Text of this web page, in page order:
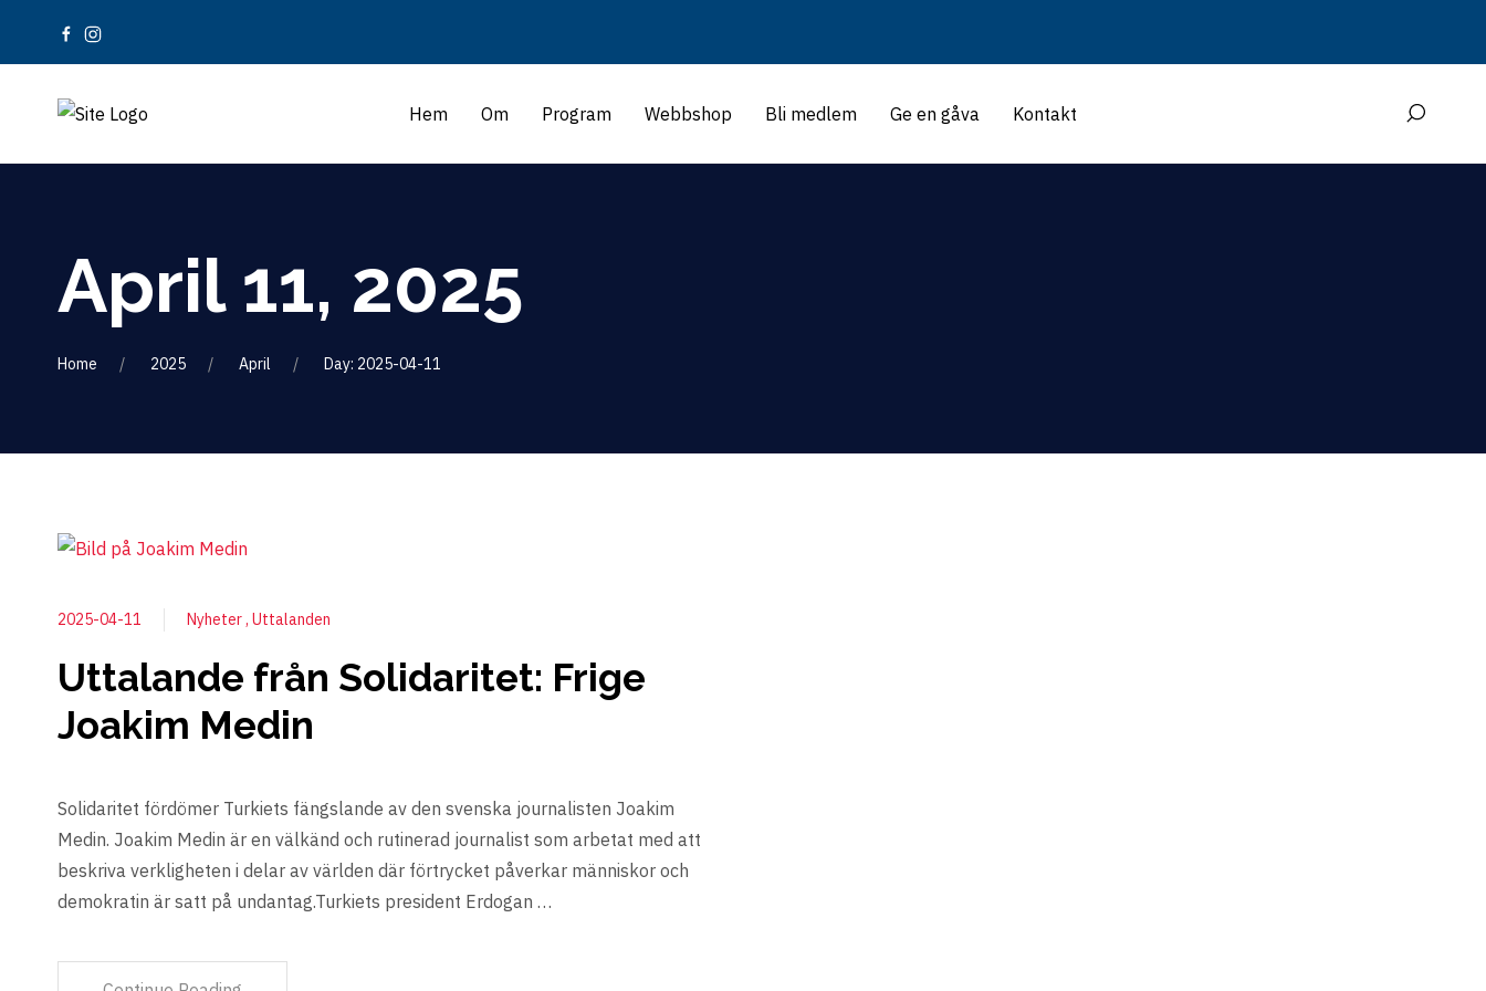
Hem Om Program Webbshop Bli medlem Ge en gåva Kontakt
April 11, 2025
Home 2025 April Day: 2025-04-11
2025-04-11 Nyheter Uttalanden
Uttalande från Solidaritet: Frige
Joakim Medin
Solidaritet fördömer Turkiets fängslande av den svenska journalisten Joakim
Medin. Joakim Medin är en välkänd och rutinerad journalist som arbetat med att
beskriva verkligheten i delar av världen där förtrycket påverkar människor och
demokratin är satt på undantag.Turkiets president Erdogan …